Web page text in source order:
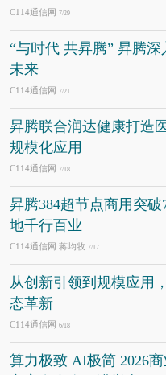
C114通信网 7/29
“与时代 共昇腾” 昇腾
未来
C114通信网 7/21
昇腾联合润达健康打造
规模化应用
C114通信网 7/18
昇腾384超节点商用突
地千行百业
C114通信网 蒋均牧 7/17
从创新引领到规模应用
态革新
C114通信网 6/18
算力极致 AI极简 2026